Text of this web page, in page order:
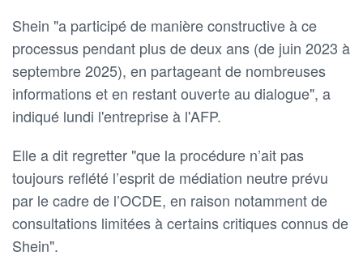
Shein "a participé de manière constructive à ce
processus pendant plus de deux ans (de juin 2023 à
septembre 2025), en partageant de nombreuses
informations et en restant ouverte au dialogue", a
indiqué lundi l'entreprise à l'AFP.
Elle a dit regretter "que la procédure n’ait pas
toujours reflété l’esprit de médiation neutre prévu
par le cadre de l’OCDE, en raison notamment de
consultations limitées à certains critiques connus de
Shein".